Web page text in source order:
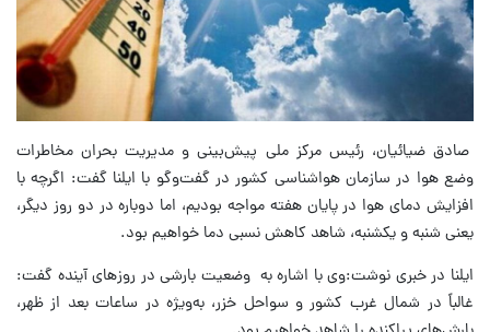
صادق ضیائیان، رئیس مرکز ملی پیش‌بینی و مدیریت بحران مخاطرات
وضع هوا در سازمان هواشناسی کشور در گفت‌وگو با ایلنا گفت: اگرچه با
افزایش دمای هوا در پایان هفته مواجه بودیم، اما دوباره در دو روز دیگر،
یعنی شنبه و یکشنبه، شاهد کاهش نسبی دما خواهیم بود.
ایلنا در خبری نوشت:وی با اشاره به وضعیت بارشی در روزهای آینده گفت:
غالباً در شمال غرب کشور و سواحل خزر، به‌ویژه در ساعات بعد از ظهر،